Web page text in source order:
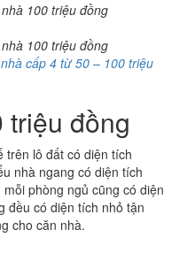
100 triệu đồng
100 triệu đồng
cấp 4 từ 50 – 100 triệu
triệu đồng
trên lô đất có diện tích
nhà ngang có diện tích
phòng ngủ cũng có diện
đều có diện tích nhỏ tận
cho căn nhà.